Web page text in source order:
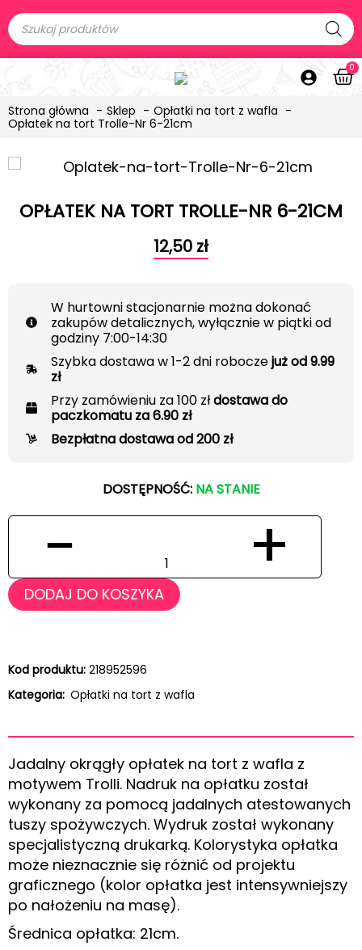
0
Strona główna Sklep
Opłatki na tort z wafla
Opłatek na tort Trolle-Nr 6-21cm
OPŁATEK NA TORT TROLLE-NR 6-21CM
12,50 zł
W hurtowni stacjonarnie można dokonać
zakupów detalicznych, wyłącznie w piątki od
godziny 7:00-14:30
Szybka dostawa w 1-2 dni roboczejuż od 9.99
zł
Przy zamówieniu za 100 złdostawa do
paczkomatu za 6.90 zł
Bezpłatna dostawa od 200 zł
DOSTĘPNOŚĆ: NA STANIE
− +
DODAJ DO KOSZYKA
Kod produktu: 218952596
Kategoria: Opłatki na tort z wafla
Jadalny okrągły opłatek na tort z wafla z
motywem Trolli. Nadruk na opłatku został
wykonany za pomocą jadalnych atestowanych
tuszy spożywczych. Wydruk został wykonany
specjalistyczną drukarką. Kolorystyka opłatka
może nieznacznie się różnić od projektu
graficznego (kolor opłatka jest intensywniejszy
po nałożeniu na masę).
Średnica opłatka: 21cm.